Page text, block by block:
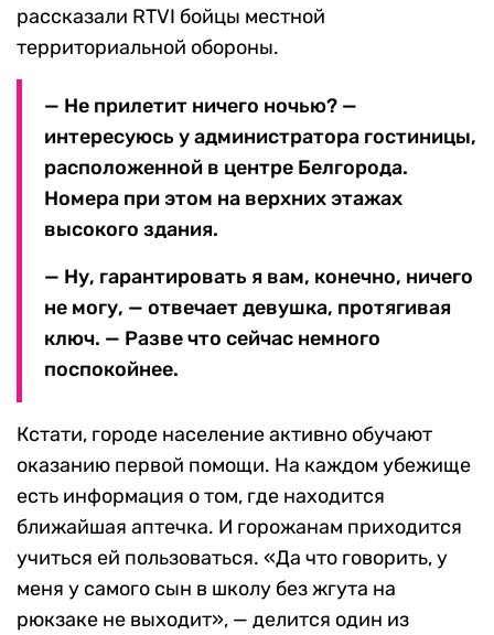
рассказали RTVI бойцы местной
территориальной обороны.
— Не прилетит ничего ночью? —
интересуюсь у администратора гостиницы,
расположенной в центре Белгорода.
Номера при этом на верхних этажах
высокого здания.
— Ну, гарантировать я вам, конечно, ничего
не могу, — отвечает девушка, протягивая
ключ. — Разве что сейчас немного
поспокойнее.
Кстати, городе население активно обучают
оказанию первой помощи. На каждом убежище
есть информация о том, где находится
ближайшая аптечка. И горожанам приходится
учиться ей пользоваться. «Да что говорить, у
меня у самого сын в школу без жгута на
рюкзаке не выходит», — делится один из